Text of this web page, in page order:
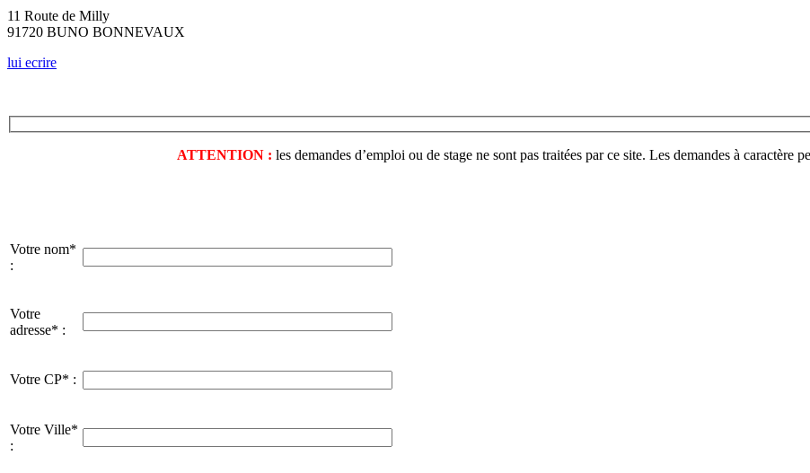
11 Route de Milly
91720 BUNO BONNEVAUX
lui ecrire
ATTENTION : les demandes d’emploi ou de stage ne sont pas traitées par ce site. Les demandes à caractère
Votre nom*
:
Votre
adresse* :
Votre CP* :
Votre Ville*
: